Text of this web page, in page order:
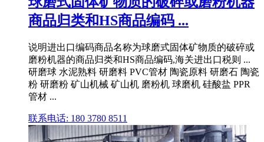
商品归类和HS商品编码 ...
说明进出口编码商品名称为球磨式固体矿物质的破碎或
磨粉机器的商品归类和HS商品编码,海关进出口税则 ...
研磨球 水泥熟料 研磨料 PVC管材 陶瓷原料 研磨石 陶瓷
粉 研磨粉 矿山机械 矿山机 磨粉机 球磨机 硅酸盐 PPR
管材 ...
联系电话: 180 3780 8511